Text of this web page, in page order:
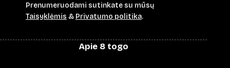
Prenumeruodami sutinkate su mūsų
Taisyklėmis & Privatumo politika.
Apie 8 togo